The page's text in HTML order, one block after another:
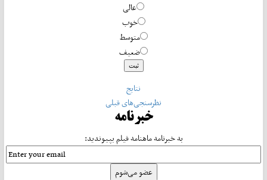
عالی
خوب
متوسط
ضعیف
نتایج
نظرسنجی‌های قبلی
خبرنامه
به خبرنامه ماهنامه فیلم بپیوندید: